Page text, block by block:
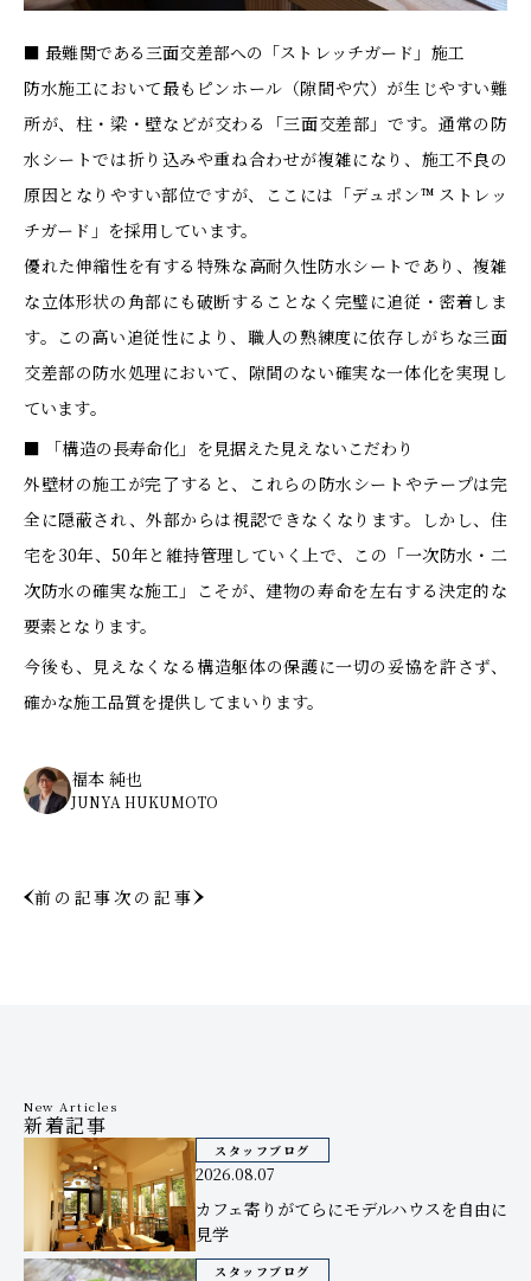
■ 最難関である三面交差部への「ストレッチガード」施工
防水施工において最もピンホール（隙間や穴）が生じやすい難
所が、柱・梁・壁などが交わる「三面交差部」です。通常の防
水シートでは折り込みや重ね合わせが複雑になり、施工不良の
原因となりやすい部位ですが、ここには「デュポン™ ストレッ
チガード」を採用しています。
優れた伸縮性を有する特殊な高耐久性防水シートであり、複雑
な立体形状の角部にも破断することなく完璧に追従・密着しま
す。この高い追従性により、職人の熟練度に依存しがちな三面
交差部の防水処理において、隙間のない確実な一体化を実現し
ています。
■ 「構造の長寿命化」を見据えた見えないこだわり
外壁材の施工が完了すると、これらの防水シートやテープは完
全に隠蔽され、外部からは視認できなくなります。しかし、住
宅を30年、50年と維持管理していく上で、この「一次防水・二
次防水の確実な施工」こそが、建物の寿命を左右する決定的な
要素となります。
今後も、見えなくなる構造躯体の保護に一切の妥協を許さず、
確かな施工品質を提供してまいります。
福本 純也
JUNYA HUKUMOTO
前の記事次の記事
New Articles
新着記事
スタッフブログ
2026.08.07
カフェ寄りがてらにモデルハウスを自由に
見学
スタッフブログ